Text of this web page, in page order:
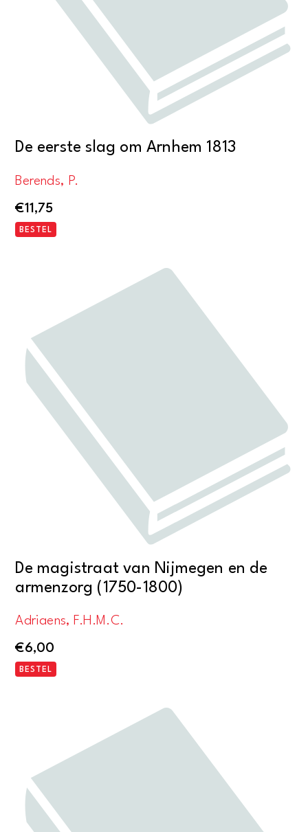
De eerste slag om Arnhem 1813
Berends, P.
€11,75
BESTEL
De magistraat van Nijmegen en de
armenzorg (1750-1800)
Adriaens, F.H.M.C.
€6,00
BESTEL